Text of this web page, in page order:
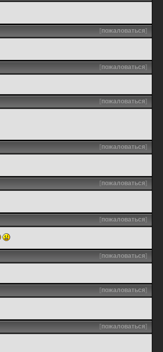
[пожаловаться]
[пожаловаться]
[пожаловаться]
[пожаловаться]
[пожаловаться]
[пожаловаться]
[пожаловаться]
[пожаловаться]
[пожаловаться]